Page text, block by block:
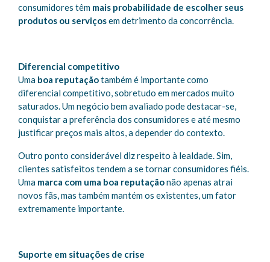
consumidores têm mais probabilidade de escolher seus
produtos ou serviçosem detrimento da concorrência.
Diferencial competitivo
Uma boa reputaçãotambém é importante como
diferencial competitivo, sobretudo em mercados muito
saturados. Um negócio bem avaliado pode destacar-se,
conquistar a preferência dos consumidores e até mesmo
justificar preços mais altos, a depender do contexto.
Outro ponto considerável diz respeito à lealdade. Sim,
clientes satisfeitos tendem a se tornar consumidores fiéis.
Uma marca com uma boa reputaçãonão apenas atrai
novos fãs, mas também mantém os existentes, um fator
extremamente importante.
Suporte em situações de crise